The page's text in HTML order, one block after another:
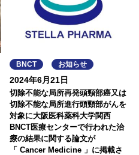
BNCT お知らせ
2024年6月21日
切除不能な局所再発頭頸部癌又は
切除不能な局所進行頭頸部がんを
対象に大阪医科薬科大学関西
BNCT医療センターで行われた治
療の結果に関する論文が
「 Cancer Medicine 」に掲載さ